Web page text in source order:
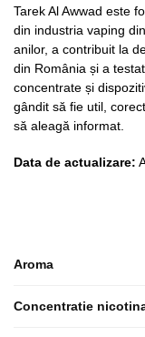
Tarek Al Awwad este
din industria vaping
anilor, a contribuit la
din România și a
concentrate și
gândit să fie util,
să aleagă informat.
Data de actualizare:
Aroma
Concentratie